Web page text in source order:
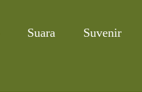
Suara Suvenir